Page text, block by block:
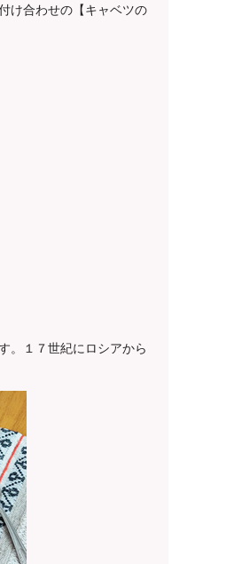
け合わせの【キャベツの
。１７世紀にロシアから